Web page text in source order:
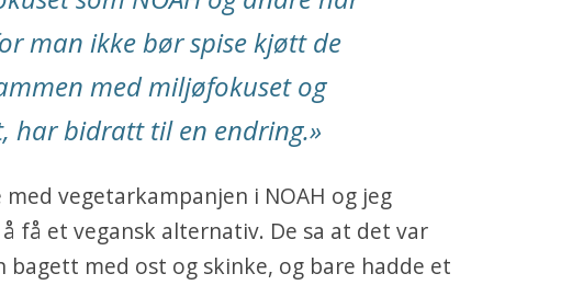
man ikke bør spise kjøtt de
med miljøfokuset og
har bidratt til en endring.»
med vegetarkampanjen i NOAH og jeg
få et vegansk alternativ. De sa at det var
bagett med ost og skinke, og bare hadde et